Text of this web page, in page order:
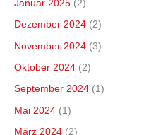
Januar 2025 (2)
Dezember 2024 (2)
November 2024 (3)
Oktober 2024 (2)
September 2024 (1)
Mai 2024 (1)
März 2024 (2)